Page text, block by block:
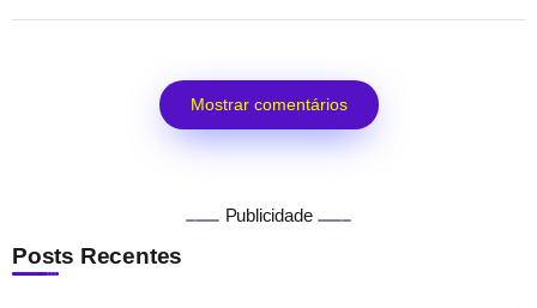
Mostrar comentários
Publicidade
Posts Recentes